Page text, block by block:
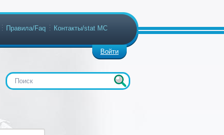
Войти
Правила/Faq Контакты/stat МС